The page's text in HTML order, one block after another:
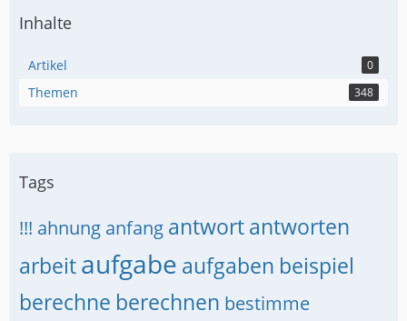
Inhalte
Artikel 0
Themen 348
Tags
!!! ahnung anfang antwortantworten
arbeitaufgabe aufgaben beispiel
berechne berechnen bestimme